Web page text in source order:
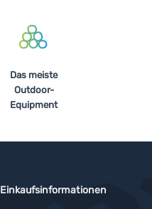
Das meiste
Outdoor-
Equipment
Einkaufsinformationen